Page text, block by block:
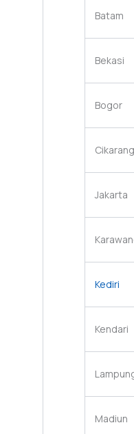
Batam
Bekasi
Bogor
Cikarang
Jakarta
Kediri
Kendari
Madiun